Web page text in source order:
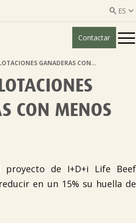
 ES 
ES
Contactar
GANADERAS CON…
CON MENOS
proyecto de I+D+i Life Beef
en un 15% su huella de